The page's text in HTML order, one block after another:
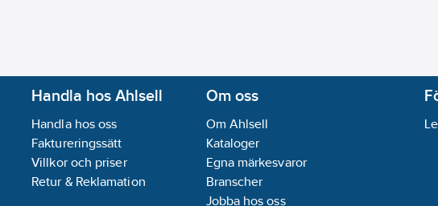
Handla hos Ahlsell
Handla hos oss
Faktureringssätt
Villkor och priser
Retur & Reklamation
Om oss
Om Ahlsell
Kataloger
Egna märkesvaror
Branscher
Jobba hos oss